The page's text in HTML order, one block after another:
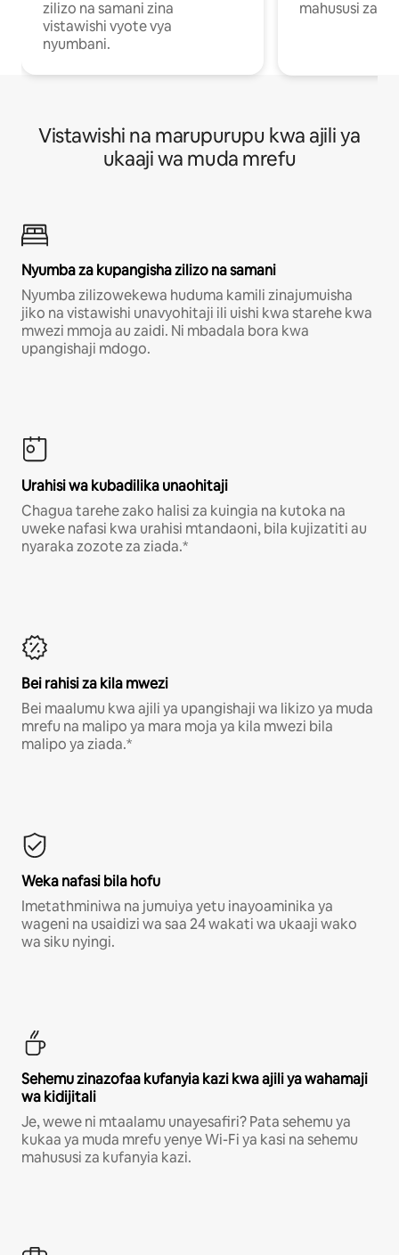
zilizo na samani zina
vistawishi vyote vya
nyumbani.
mahususi za
Vistawishi na marupurupu kwa ajili ya
ukaaji wa muda mrefu
Nyumba za kupangisha zilizo na samani
Nyumba zilizowekewa huduma kamili zinajumuisha
jiko na vistawishi unavyohitaji ili uishi kwa starehe kwa
mwezi mmoja au zaidi. Ni mbadala bora kwa
upangishaji mdogo.
Urahisi wa kubadilika unaohitaji
Chagua tarehe zako halisi za kuingia na kutoka na
uweke nafasi kwa urahisi mtandaoni, bila kujizatiti au
nyaraka zozote za ziada.*
Bei rahisi za kila mwezi
Bei maalumu kwa ajili ya upangishaji wa likizo ya muda
mrefu na malipo ya mara moja ya kila mwezi bila
malipo ya ziada.*
Weka nafasi bila hofu
Imetathminiwa na jumuiya yetu inayoaminika ya
wageni na usaidizi wa saa 24 wakati wa ukaaji wako
wa siku nyingi.
Sehemu zinazofaa kufanyia kazi kwa ajili ya wahamaji
wa kidijitali
Je, wewe ni mtaalamu unayesafiri? Pata sehemu ya
kukaa ya muda mrefu yenye Wi-Fi ya kasi na sehemu
mahususi za kufanyia kazi.